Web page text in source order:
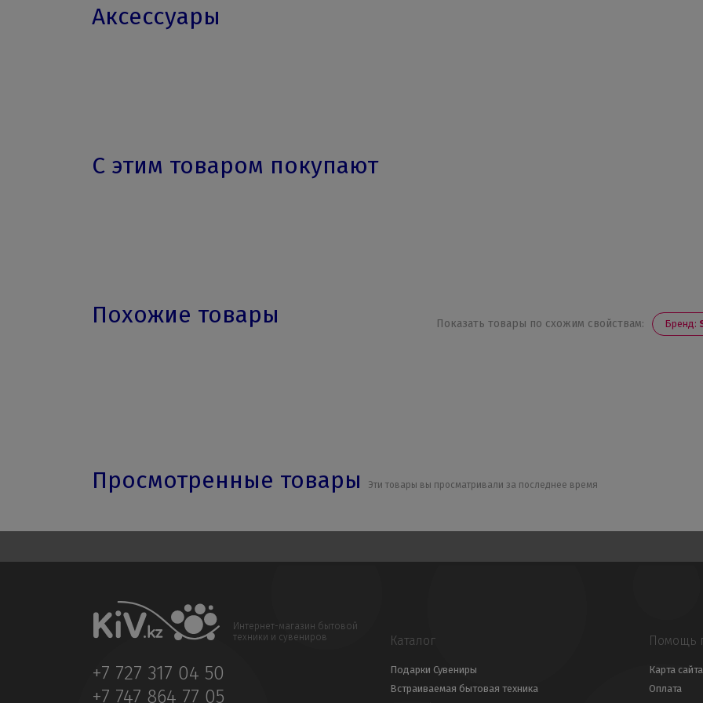
Аксессуары
С этим товаром покупают
Похожие товары Показать товары по схожим свойствам: Бренд:
Просмотренные товары Эти товары вы просматривали за последнее время
Интернет-магазин бытовой
техники и сувениров
+7 727 317 04 50
+7 747 864 77 05
Каталог
Подарки Сувениры
Встраиваемая бытовая техника
Помощь
Карта сайта
Оплата